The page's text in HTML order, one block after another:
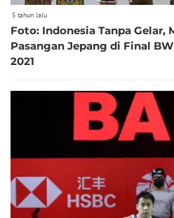
5 tahun lalu
Foto: Indonesia Tanpa Gelar,
Pasangan Jepang di Final
2021